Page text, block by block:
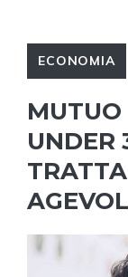
ECONOMIA
UNDER